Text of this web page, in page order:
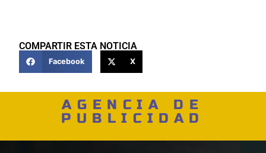
COMPARTIR ESTA NOTICIA
Facebook X
AGENCIA DE
PUBLICIDAD